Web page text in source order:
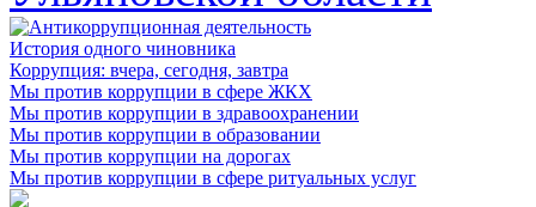
История одного чиновника
Коррупция: вчера, сегодня, завтра
Мы против коррупции в сфере ЖКХ
Мы против коррупции в здравоохранении
Мы против коррупции в образовании
Мы против коррупции на дорогах
Мы против коррупции в сфере ритуальных услуг